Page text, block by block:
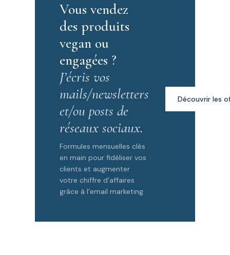
Vous vendez
des produits
vegan ou
engagées ?
J’écris vos
mails/newsletters
et/ou posts de
réseaux sociaux.
Formules mensuelles clés
en main pour fidéliser vos
clients et augmenter
votre chiffre d’affaires
grâce à l’email marketing.
Découvrir les